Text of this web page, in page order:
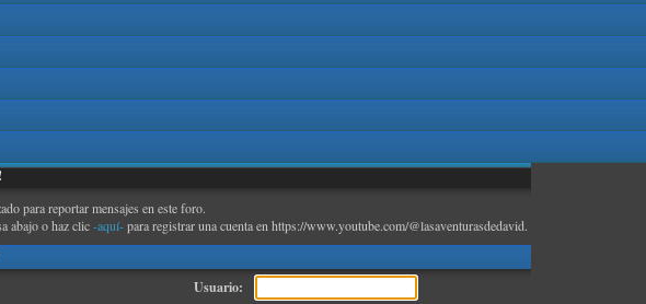
para reportar mensajes en este foro.
abajo o haz clic-aquí-para registrar una cuenta en https://www.youtube.com/@lasaventurasdedavid.
Usuario: